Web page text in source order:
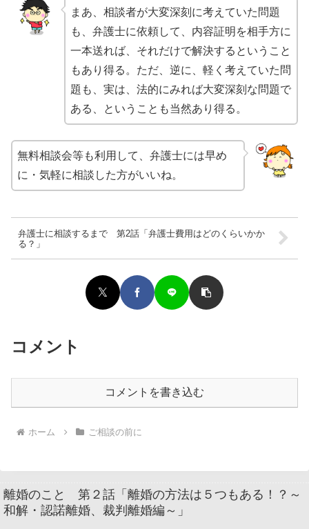
まあ、相談者が大変深刻に考えていた問題
も、弁護士に依頼して、内容証明を相手方に
一本送れば、それだけで解決するということ
もあり得る。ただ、逆に、軽く考えていた問
題も、実は、法的にみれば大変深刻な問題で
ある、ということも当然あり得る。
無料相談会等も利用して、弁護士には早め
に・気軽に相談した方がいいね。
弁護士に相談するまで 第2話「弁護士費用はどのくらいかか
る？」
コメント
コメントを書き込む
ホーム ご相談の前に
離婚のこと 第２話「離婚の方法は５つもある！？～
和解・認諾離婚、裁判離婚編～」